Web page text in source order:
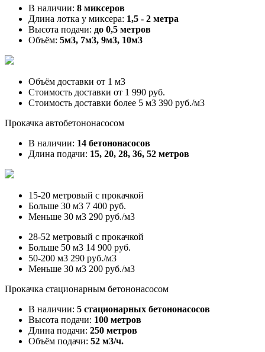
В наличии: 8 миксеров
Длина лотка у миксера: 1,5 - 2 метра
Высота подачи: до 0,5 метров
Объём: 5м3, 7м3, 9м3, 10м3
Объём доставки от 1 м3
Стоимость доставки от 1 990 руб.
Стоимость доставки более 5 м3 390 руб./м3
Прокачка автобетононасосом
В наличии: 14 бетононасосов
Длина подачи: 15, 20, 28, 36, 52 метров
15-20 метровый с прокачкой
Больше 30 м3 7 400 руб.
Меньше 30 м3 290 руб./м3
28-52 метровый с прокачкой
Больше 50 м3 14 900 руб.
50-200 м3 290 руб./м3
Меньше 30 м3 200 руб./м3
Прокачка стационарным бетононасосом
В наличии: 5 стационарных бетононасосов
Высота подачи: 100 метров
Длина подачи: 250 метров
Объём подачи: 52 м3/ч.